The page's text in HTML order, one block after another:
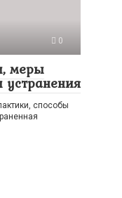
0
меры
способы